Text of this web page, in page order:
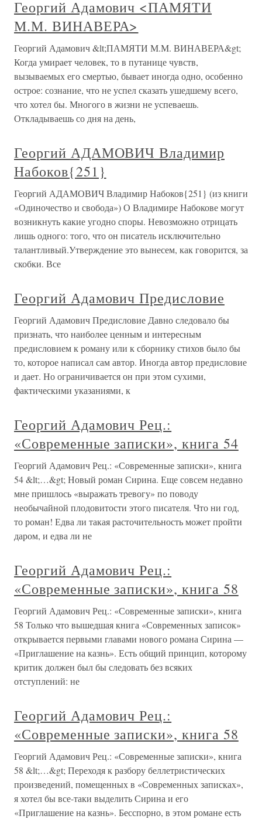
Георгий Адамович <ПАМЯТИ
М.М. ВИНАВЕРА>
Георгий Адамович &lt;ПАМЯТИ М.М. ВИНАВЕРА&gt;
Когда умирает человек, то в путанице чувств,
вызываемых его смертью, бывает иногда одно, особенно
острое: сознание, что не успел сказать ушедшему всего,
что хотел бы. Многого в жизни не успеваешь.
Откладываешь со дня на день,
Георгий АДАМОВИЧ Владимир
Набоков{251}
Георгий АДАМОВИЧ Владимир Набоков{251} (из книги
«Одиночество и свобода») О Владимире Набокове могут
возникнуть какие угодно споры. Невозможно отрицать
лишь одного: того, что он писатель исключительно
талантливый.Утверждение это вынесем, как говорится, за
скобки. Все
Георгий Адамович Предисловие
Георгий Адамович Предисловие Давно следовало бы
признать, что наиболее ценным и интересным
предисловием к роману или к сборнику стихов было бы
то, которое написал сам автор. Иногда автор предисловие
и дает. Но ограничивается он при этом сухими,
фактическими указаниями, к
Георгий Адамович Рец.:
«Современные записки», книга 54
Георгий Адамович Рец.: «Современные записки», книга
54 &lt;…&gt; Новый роман Сирина. Еще совсем недавно
мне пришлось «выражать тревогу» по поводу
необычайной плодовитости этого писателя. Что ни год,
то роман! Едва ли такая расточительность может пройти
даром, и едва ли не
Георгий Адамович Рец.:
«Современные записки», книга 58
Георгий Адамович Рец.: «Современные записки», книга
58 Только что вышедшая книга «Современных записок»
открывается первыми главами нового романа Сирина —
«Приглашение на казнь». Есть общий принцип, которому
критик должен был бы следовать без всяких
отступлений: не
Георгий Адамович Рец.:
«Современные записки», книга 58
Георгий Адамович Рец.: «Современные записки», книга
58 &lt;…&gt; Переходя к разбору беллетристических
произведений, помещенных в «Современных записках»,
я хотел бы все-таки выделить Сирина и его
«Приглашение на казнь». Бесспорно, в этом романе есть